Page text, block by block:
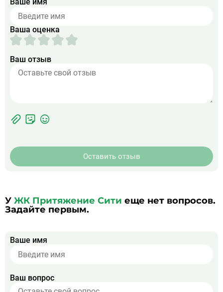
Ваша оценка
Ваш отзыв
Фотографии
ЖК
Прикрепить
фото
Оставить отзыв
У ЖК Притяжение Сити еще нет вопросов.
Задайте первым.
Ваше имя
Ваш вопрос